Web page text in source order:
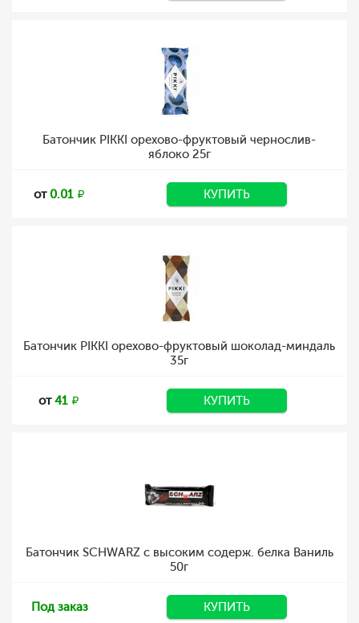
Батончик PIKKI орехово-фруктовый чернослив-
яблоко 25г
от 0.01 КУПИТЬ
Батончик PIKKI орехово-фруктовый шоколад-миндаль
35г
от41 КУПИТЬ
Батончик SCHWARZ с высоким содерж. белка Ваниль
50г
Под заказ КУПИТЬ